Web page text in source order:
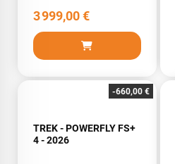
3 999,00 €
-660,00 €
TREK - POWERFLY FS+
4 - 2026